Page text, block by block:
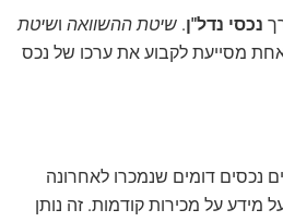
נכסי נדל"ן. שיטת ההשוואה ושיטת
מסייעת לקבוע את ערכו של נכס
נכסים דומים שנמכרו לאחרונה
מידע על מכירות קודמות. זה נותן